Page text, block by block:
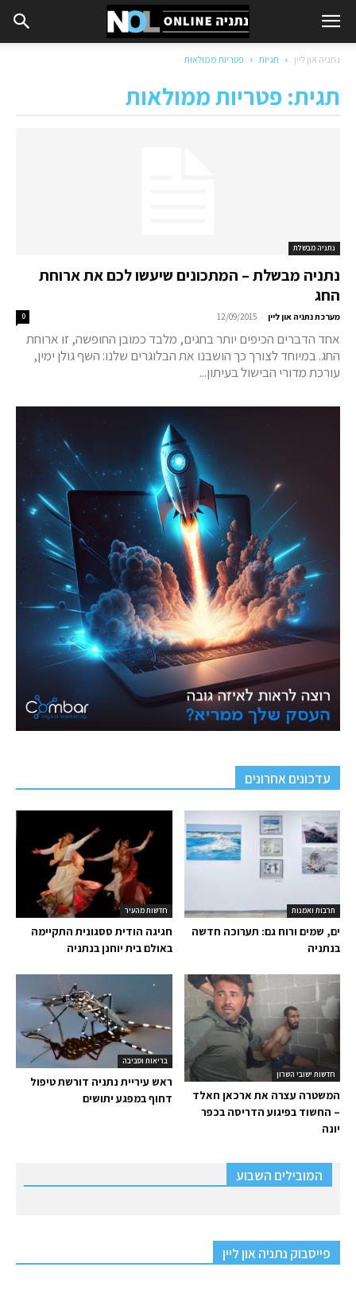
נתניה און ליין תגיות פטריות ממולאות
תגית: פטריות ממולאות
נתניה מבשלת
נתניה מבשלת – המתכונים שיעשו לכם את ארוחת
החג
מערכת נתניה און ליין -
12/09/2015
0
אחד הדברים הכיפים יותר בחגים, מלבד כמובן החופשה, זו ארוחת
החג. במיוחד לצורך כך הושבנו את הבלוגרים שלנו: השף גולן ימין,
עורכת מדורי הבישול בעיתון...
עדכונים אחרונים
חדשות מהעיר
חגיגה הודית ססגונית התקיימה
באולם בית יוחנן בנתניה
תרבות ואמנות
ים, שמים ורוח גם: תערוכה חדשה
בנתניה
בריאות וסביבה
ראש עיריית נתניה דורשת טיפול
דחוף במפגע יתושים
חדשות ישובי השרון
המשטרה עצרה את ארכאן חאלד
– החשוד בפיגוע הדריסה בכפר
יונה
המובילים השבוע
פייסבוק נתניה און ליין